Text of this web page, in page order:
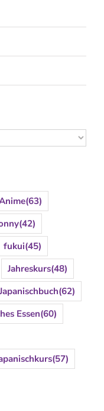
(63)
(42)
fukui(45)
Jahreskurs(48)
Japanischbuch(62)
Essen(60)
(57)